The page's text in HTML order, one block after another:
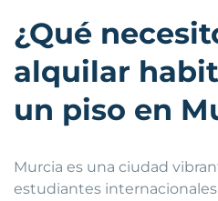
¿Qué
alquilar
un piso en
Murcia es una ciudad
estudiantes